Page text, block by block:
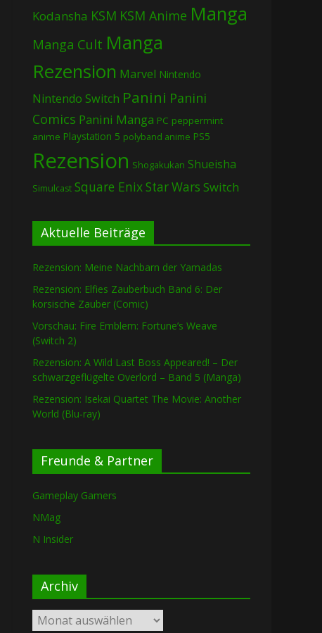
Kodansha KSM KSM Anime Manga
Manga Cult Manga
Rezension Marvel Nintendo
Nintendo Switch Panini Panini
Comics Panini Manga PC peppermint
anime Playstation 5 polyband anime PS5
Rezension Shogakukan Shueisha
Simulcast Square EnixStar Wars Switch
Aktuelle Beiträge
Rezension: Meine Nachbarn der Yamadas
Rezension: Elfies Zauberbuch Band 6: Der
korsische Zauber (Comic)
Vorschau: Fire Emblem: Fortune’s Weave
(Switch 2)
Rezension: A Wild Last Boss Appeared! – Der
schwarzgeflügelte Overlord – Band 5 (Manga)
Rezension: Isekai Quartet The Movie: Another
World (Blu-ray)
Freunde & Partner
Gameplay Gamers
NMag
N Insider
Archiv
Archiv